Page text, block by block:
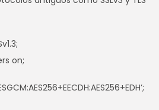
on;